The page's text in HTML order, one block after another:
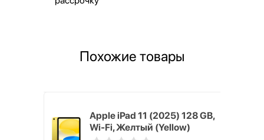
Похожие товары
Apple iPad 11 (2025) 128 GB,
Wi-Fi, Желтый (Yellow)